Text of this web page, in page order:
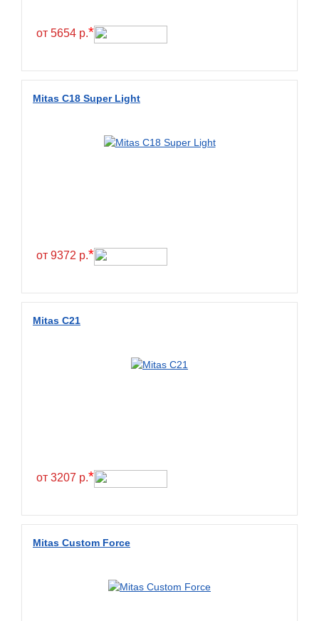
от 5654 р.*
Mitas C18 Super Light
от 9372 р.*
Mitas C21
от 3207 р.*
Mitas Custom Force